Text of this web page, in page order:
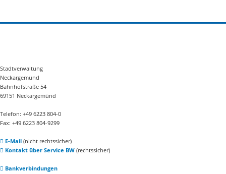
Stadtverwaltung
Neckargemünd
Bahnhofstraße 54
69151 Neckargemünd
Telefon: +49 6223 804-0
Fax: +49 6223 804-9299
E-Mail(nicht rechtssicher)
Kontakt über Service BW(rechtssicher)
Bankverbindungen